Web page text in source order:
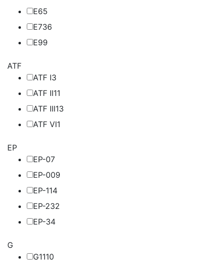
E65
E736
E99
ATF
ATF I3
ATF II11
ATF III13
ATF VI1
EP
EP-07
EP-009
EP-114
EP-232
EP-34
G
G1110